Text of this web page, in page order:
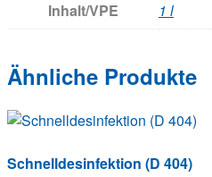
Inhalt/VPE 1 l
Ähnliche Produkte
Schnelldesinfektion (D 404)